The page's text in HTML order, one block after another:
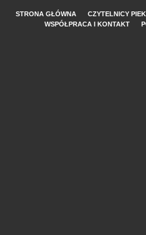
STRONA GŁÓWNA CZYTELNICY
WSPÓŁPRACA I KONTAKT